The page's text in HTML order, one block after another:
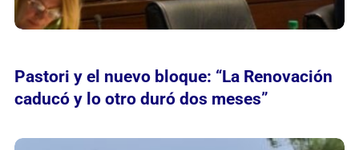
Pastori y el nuevo bloque: “La Renovación
caducó y lo otro duró dos meses”